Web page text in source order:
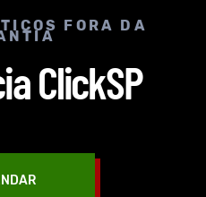
FORA DA
ClickSP